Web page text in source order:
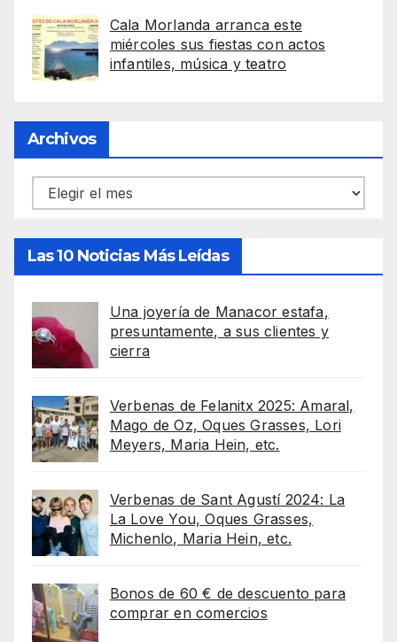
Cala Morlanda arranca este
miércoles sus fiestas con actos
infantiles, música y teatro
Archivos
Archivos
Las 10 Noticias Más Leídas
Una joyería de Manacor estafa,
presuntamente, a sus clientes y
cierra
Verbenas de Felanitx 2025: Amaral,
Mago de Oz, Oques Grasses, Lori
Meyers, Maria Hein, etc.
Verbenas de Sant Agustí 2024: La
La Love You, Oques Grasses,
Michenlo, Maria Hein, etc.
Bonos de 60 € de descuento para
comprar en comercios